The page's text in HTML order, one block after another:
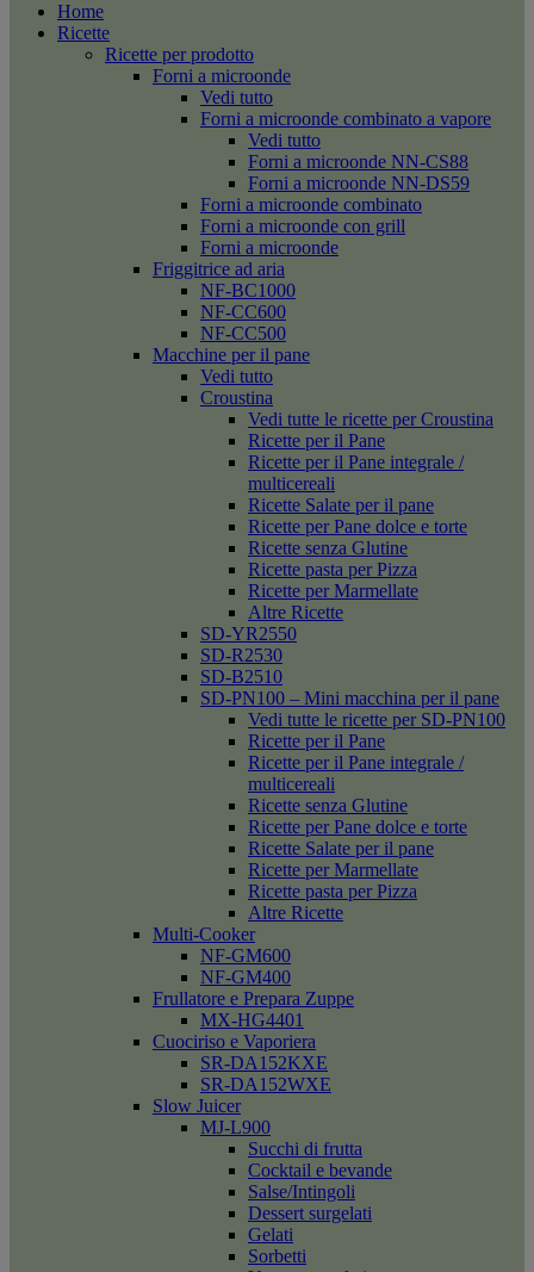
Home
Ricette
Ricette per prodotto
Forni a microonde
Vedi tutto
Forni a microonde combinato a vapore
Vedi tutto
Forni a microonde NN-CS88
Forni a microonde NN-DS59
Forni a microonde combinato
Forni a microonde con grill
Forni a microonde
Friggitrice ad aria
NF-BC1000
NF-CC600
NF-CC500
Macchine per il pane
Vedi tutto
Croustina
Vedi tutte le ricette per Croustina
Ricette per il Pane
Ricette per il Pane integrale /
multicereali
Ricette Salate per il pane
Ricette per Pane dolce e torte
Ricette senza Glutine
Ricette pasta per Pizza
Ricette per Marmellate
Altre Ricette
SD-YR2550
SD-R2530
SD-B2510
SD-PN100 – Mini macchina per il pane
Vedi tutte le ricette per SD-PN100
Ricette per il Pane
Ricette per il Pane integrale /
multicereali
Ricette senza Glutine
Ricette per Pane dolce e torte
Ricette Salate per il pane
Ricette per Marmellate
Ricette pasta per Pizza
Altre Ricette
Multi-Cooker
NF-GM600
NF-GM400
Frullatore e Prepara Zuppe
MX-HG4401
Cuociriso e Vaporiera
SR-DA152KXE
SR-DA152WXE
Slow Juicer
MJ-L900
Succhi di frutta
Cocktail e bevande
Salse/Intingoli
Dessert surgelati
Gelati
Sorbetti